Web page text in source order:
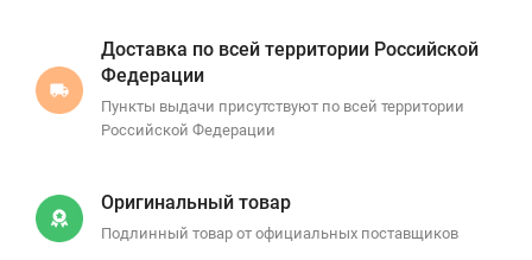
Доставка по всей территории Российской
Федерации
Пункты выдачи присутствуют по всей территории
Российской Федерации
Оригинальный товар
Подлинный товар от официальных поставщиков